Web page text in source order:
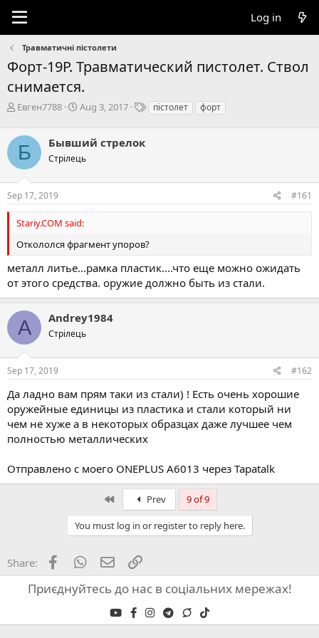
Log in
Травматичні пістолети
Форт-19Р. Травматический пистолет. Ствол
снимается.
T
e
a
d
s
t
r
e
Евген7788
S
r
t
a
Aug 3, 2017
Tпістолет форт
Б Бывший стрелок
Стрілець
Sep 17, 2019 #161
Stariy.COM said:
Откололся фрагмент упоров?
металл литье...рамка пластик....что еще можно ожидать
от этого средства. оружие должно быть из стали.
A Andrey1984
Стрілець
Sep 17, 2019 #162
Да ладно вам прям таки из стали) ! Есть очень хорошие
оружейные единицы из пластика и стали который ни
чем не хуже а в некоторых образцах даже лучшее чем
полностью металлических
Отправлено с моего ONEPLUS A6013 через Tapatalk
First Prev 9 of 9
You must log in or register to reply here.
Share: FacebookWhatsApp
Email
Приєднуйтесь до нас в соціальних мережах!